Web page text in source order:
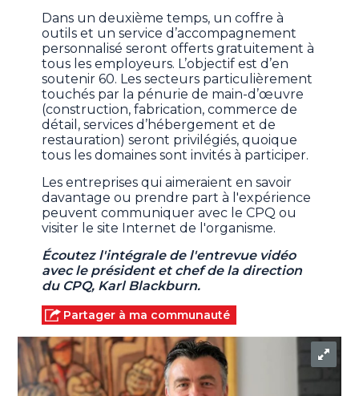
Dans un deuxième temps, un coffre à
outils et un service d’accompagnement
personnalisé seront offerts gratuitement à
tous les employeurs. L’objectif est d’en
soutenir 60. Les secteurs particulièrement
touchés par la pénurie de main-d’œuvre
(construction, fabrication, commerce de
détail, services d’hébergement et de
restauration) seront privilégiés, quoique
tous les domaines sont invités à participer.
Les entreprises qui aimeraient en savoir
davantage ou prendre part à l'expérience
peuvent communiquer avec le CPQ ou
visiter le site Internet de l'organisme.
Écoutez l'intégrale de l'entrevue vidéo
avec le président et chef de la direction
du CPQ, Karl Blackburn.
Partager à ma communauté